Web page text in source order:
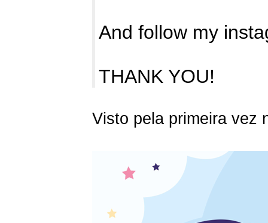
And follow my
THANK YOU!
Visto pela primeira vez